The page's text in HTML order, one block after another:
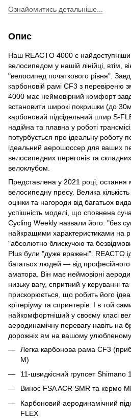
Ознайомитись детальніше...
Опис
Наш REACTO 4000 є
велосипедом у нашій лінійці, втім,
"велосипед початкового рівня".
карбоновій рамі CF3 з перевіреню
4000 має неймовірний комфорт
встановити широкі покришки (до
карбоновий підсідельний штир S-
надійна та плавна у роботі
потурбується про ідеальну роботу
ідеальний аерошоссер для ваших
велосипедних перегонів та
велоклубом.
Представлена у 2021 році,
велосипедну пресу. Велика
оцінки та нагороди від багатьох
успішність моделі, що сповнена
Cycling Weekly назвали його: "без
найкращими характеристиками на
"абсолютно блискучою та
Plus були "дуже вражені". REACTO
багатьох людей — від
аматора. Він має неймовірні
низьку вагу, спритний у керуванні
прискорюється, що робить його
крітеріуму та спринтерів. І в той
найкомфортніший у своєму класі
аеродинамічну перевагу навіть на
дорожніх ям на вашому
Легка карбонова рама CF3
M)
11-швидкісний групсет Shimano
Винос FSA ACR SMR та кермо
Карбоновий аеродинамічний
FLEX